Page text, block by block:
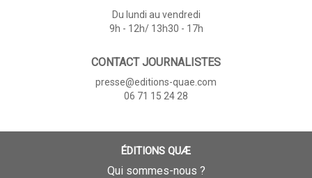
Du lundi au vendredi
9h - 12h/ 13h30 - 17h
CONTACT JOURNALISTES
presse@editions-quae.com
06 71 15 24 28
ÉDITIONS QUÆ
Qui sommes-nous ?